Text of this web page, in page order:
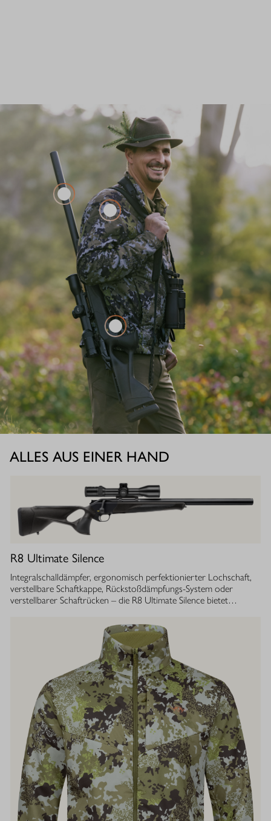
ALLES AUS EINER HAND
R8 Ultimate Silence
Integralschalldämpfer, ergonomisch perfektionierter Lochschaft,
verstellbare Schaftkappe, Rückstoßdämpfungs-System oder
verstellbarer Schaftrücken – die R8 Ultimate Silence bietet
auf die eigenen Bedürfnisse abstimmen und tragen aktiv zum
besseren Treffen bei. Gleichzeitig ist ihre Konstruktion ganzheitlich
auf den Schutz des Gehörs von Jäger und Hund abgestimmt.
Immer, bei jedem Schuss. Dafür sorgt der Blaser
Integralschalldämpfer. Dank gleichmäßig über den gesamten Lauf
verteilter Masse, bietet die R8 Ultimate Silence die erstklassige
Balance und Führigkeit, die jedes R8 Modell auszeichnet. Die ­
Außenkontur von Lauf- und Schalldämpfermantel ist in
stufenlosem Bull-Barrel-Design gestaltet, das ihr sowohl ein
geringes Gewicht als auch ein ausgesprochen attraktives
Gesamtbild verleiht.